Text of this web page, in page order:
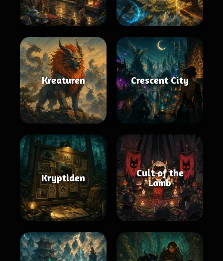
Kreaturen Crescent City
Kryptiden
Cult of the
Lamb